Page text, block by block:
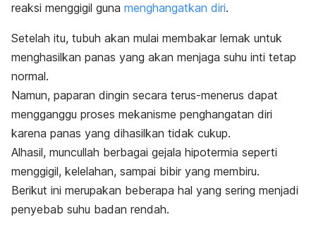
reaksi menggigil guna menghangatkan diri.
Setelah itu, tubuh akan mulai membakar lemak untuk
menghasilkan panas yang akan menjaga suhu inti tetap
normal.
Namun, paparan dingin secara terus-menerus dapat
mengganggu proses mekanisme penghangatan diri
karena panas yang dihasilkan tidak cukup.
Alhasil, muncullah berbagai gejala hipotermia seperti
menggigil, kelelahan, sampai bibir yang membiru.
Berikut ini merupakan beberapa hal yang sering menjadi
penyebab suhu badan rendah.